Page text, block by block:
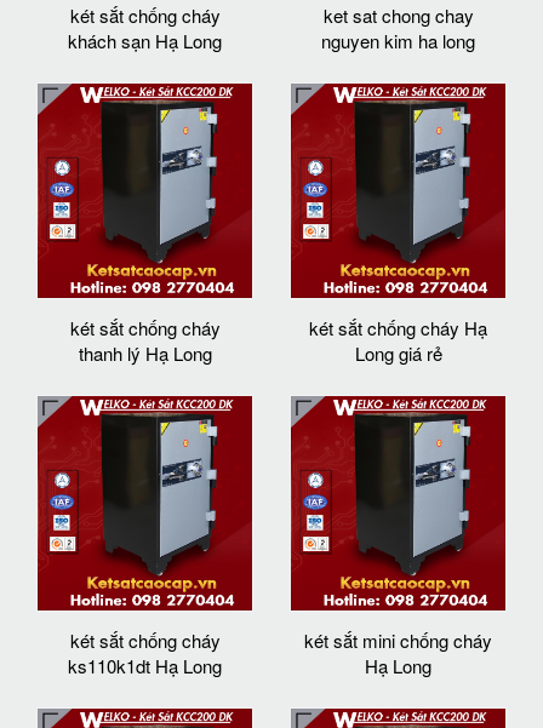
két sắt chống cháy
khách sạn Hạ Long
ket sat chong chay
nguyen kim ha long
két sắt chống cháy
thanh lý Hạ Long
két sắt chống cháy Hạ
Long giá rẻ
két sắt chống cháy
ks110k1dt Hạ Long
két sắt mini chống cháy
Hạ Long